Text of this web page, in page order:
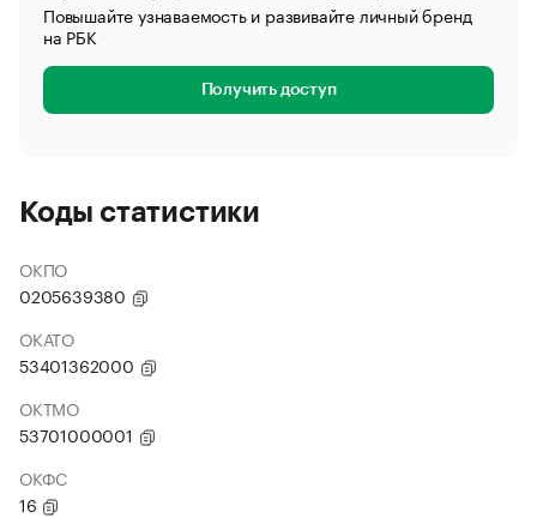
Повышайте узнаваемость и развивайте личный бренд
на РБК
Получить доступ
Коды статистики
ОКПО
0205639380
ОКАТО
53401362000
ОКТМО
53701000001
ОКФС
16